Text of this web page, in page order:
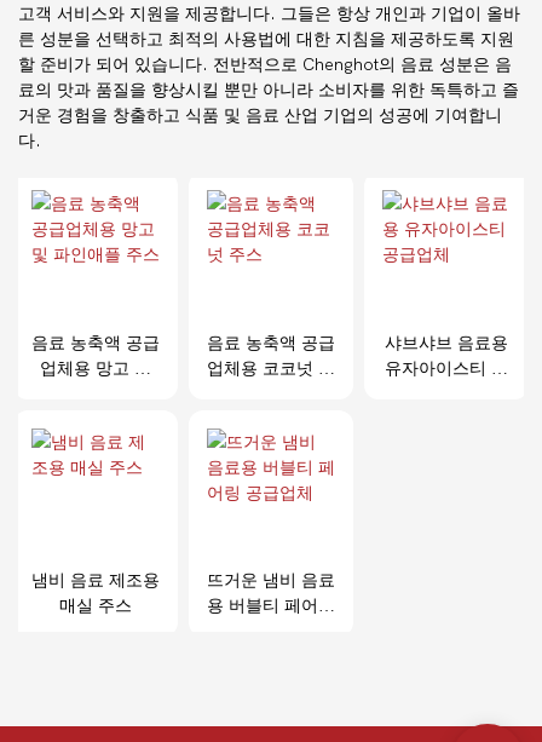
고객 서비스와 지원을 제공합니다. 그들은 항상 개인과 기업이 올바
른 성분을 선택하고 최적의 사용법에 대한 지침을 제공하도록 지원
할 준비가 되어 있습니다. 전반적으로 Chenghot의 음료 성분은 음
료의 맛과 품질을 향상시킬 뿐만 아니라 소비자를 위한 독특하고 즐
거운 경험을 창출하고 식품 및 음료 산업 기업의 성공에 기여합니
다.
음료 농축액 공급
업체용 망고 및
음료 농축액 공급
업체용 코코넛 주
샤브샤브 음료용
유자아이스티 공
냄비 음료 제조용
매실 주스
뜨거운 냄비 음료
용 버블티 페어링